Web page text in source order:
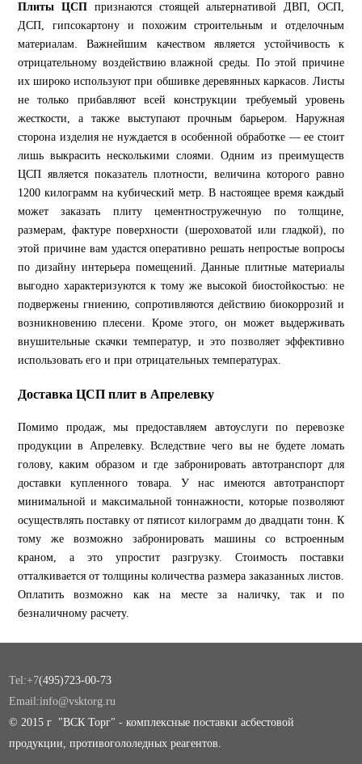
Плиты ЦСПпризнаются стоящей альтернативой ДВП, ОСП,
ДСП, гипсокартону и похожим строительным и отделочным
материалам. Важнейшим качеством является устойчивость к
отрицательному воздействию влажной среды. По этой причине
их широко используют при обшивке деревянных каркасов. Листы
не только прибавляют всей конструкции требуемый уровень
жесткости, а также выступают прочным барьером. Наружная
сторона изделия не нуждается в особенной обработке — ее стоит
лишь выкрасить несколькими слоями. Одним из преимуществ
ЦСП является показатель плотности, величина которого равно
1200 килограмм на кубический метр. В настоящее время каждый
может заказать плиту цементностружечную по толщине,
размерам, фактуре поверхности (шероховатой или гладкой), по
этой причине вам удастся оперативно решать непростые вопросы
по дизайну интерьера помещений. Данные плитные материалы
выгодно характеризуются к тому же высокой биостойкостью: не
подвержены гниению, сопротивляются действию биокоррозий и
возникновению плесени. Кроме этого, он может выдерживать
внушительные скачки температур, и это позволяет эффективно
использовать его и при отрицательных температурах.
Доставка ЦСП плит в Апрелевку
Помимо продаж, мы предоставляем автоуслуги по перевозке
продукции в Апрелевку. Вследствие чего вы не будете ломать
голову, каким образом и где забронировать автотранспорт для
доставки купленного товара. У нас имеются автотранспорт
минимальной и максимальной тоннажности, которые позволяют
осуществлять поставку от пятисот килограмм до двадцати тонн. К
тому же возможно забронировать машины со встроенным
краном, а это упростит разгрузку. Стоимость поставки
отталкивается от толщины количества размера заказанных листов.
Оплатить возможно как на месте за наличку, так и по
безналичному расчету.
Tel:+7(495)723-00-73
Email:info@vsktorg.ru
© 2015 г "ВСК Торг" - комплексные поставки асбестовой
продукции, противогололедных реагентов.